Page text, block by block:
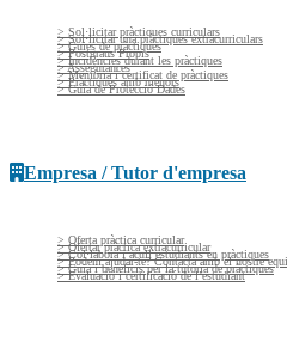
> Sol·licitar pràctiques curriculars
> Sol·licitar una pràctiques extracurriculars
> Guies de pràctiques
> Postgraus Propis
> Incidències durant les pràctiques
> Assegurances
> Memòria i certificat de pràctiques
> Pràctiques amb menors
> Guía de Protecció Dades
Empresa / Tutor d'empresa
> Oferta pràctica curricular
> Ofertar pràctica extracurricular
> Col·labora i acull estudiants en pràctiques
> Podem ajudar-te? Contacta amb el nostre
> Guia i beneficis per la tutoria de pràctiques
> Evaluació i certificació de l’estudiant